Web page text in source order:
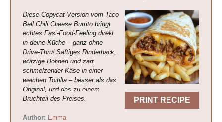
PRINT RECIPE
Diese Copycat-Version vom Taco
Bell Chili Cheese Burrito bringt
echtes Fast-Food-Feeling direkt
in deine Küche – ganz ohne
Drive-Thru! Saftiges Rinderhack,
würzige Bohnen und zart
schmelzender Käse in einer
weichen Tortilla – besser als das
Original, und das zu einem
Bruchteil des Preises.
Author: Emma